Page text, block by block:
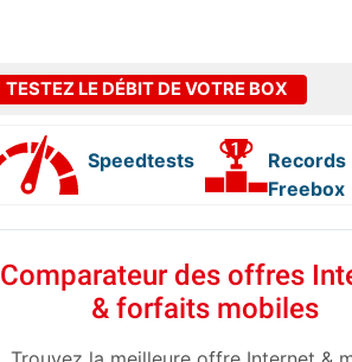
TESTEZ LE DÉBIT DE VOTRE BOX
Speedtests
Records
Freebox
Comparateur des offres
& forfaits mobiles